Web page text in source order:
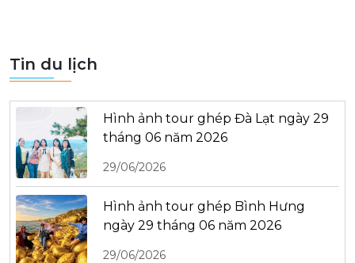
Tin du lịch
Hình ảnh tour ghép Đà Lạt ngày 29
tháng 06 năm 2026
29/06/2026
Hình ảnh tour ghép Bình Hưng
ngày 29 tháng 06 năm 2026
29/06/2026